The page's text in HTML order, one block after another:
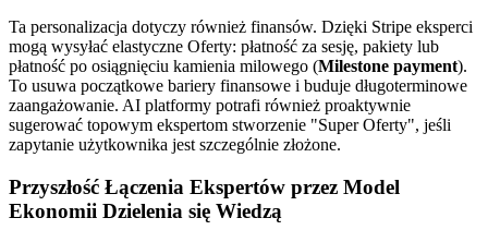
Ta personalizacja dotyczy również finansów. Dzięki Stripe eksperci
mogą wysyłać elastyczne Oferty: płatność za sesję, pakiety lub
płatność po osiągnięciu kamienia milowego (Milestone payment).
To usuwa początkowe bariery finansowe i buduje długoterminowe
zaangażowanie. AI platformy potrafi również proaktywnie
sugerować topowym ekspertom stworzenie "Super Oferty", jeśli
zapytanie użytkownika jest szczególnie złożone.
Przyszłość Łączenia Ekspertów przez Model
Ekonomii Dzielenia się Wiedzą